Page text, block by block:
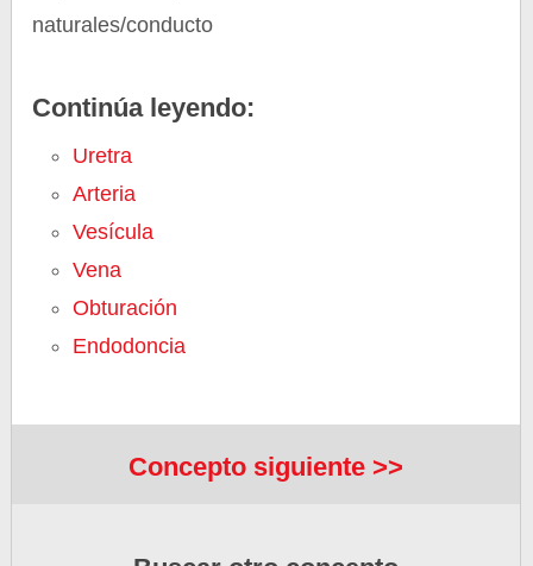
naturales/conducto
Continúa leyendo:
Uretra
Arteria
Vesícula
Vena
Obturación
Endodoncia
Concepto siguiente >>